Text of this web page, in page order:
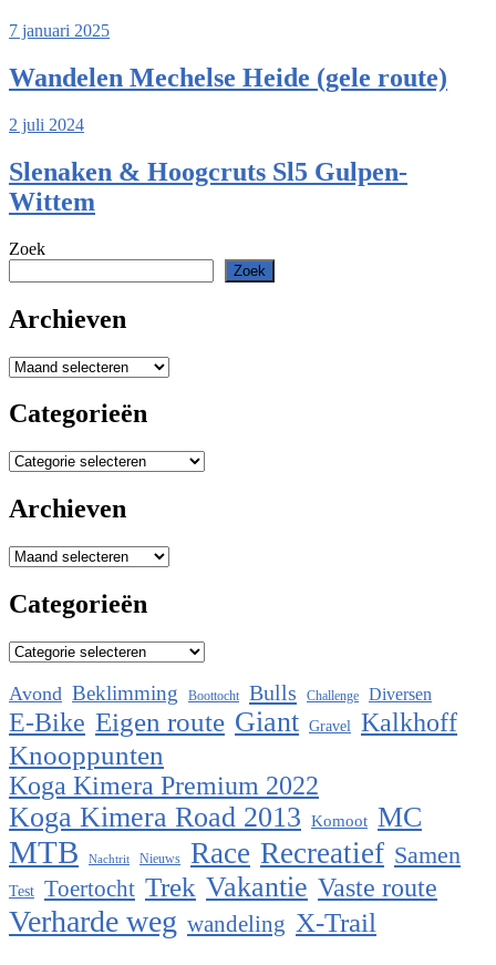
7 januari 2025
Wandelen Mechelse Heide (gele route)
2 juli 2024
Slenaken & Hoogcruts Sl5 Gulpen-
Wittem
Zoek
Zoek
Archieven
Archieven
Categorieën
Categorieën
Archieven
Archieven
Categorieën
Categorieën
Avond Beklimming Boottocht Bulls Challenge Diversen
E-Bike Eigen route Giant Gravel Kalkhoff
Knooppunten
Koga Kimera Premium 2022
Koga Kimera Road 2013 Komoot MC
MTB Nachtrit Nieuws Race Recreatief Samen
Test Toertocht Trek Vakantie Vaste route
Verharde weg wandeling X-Trail